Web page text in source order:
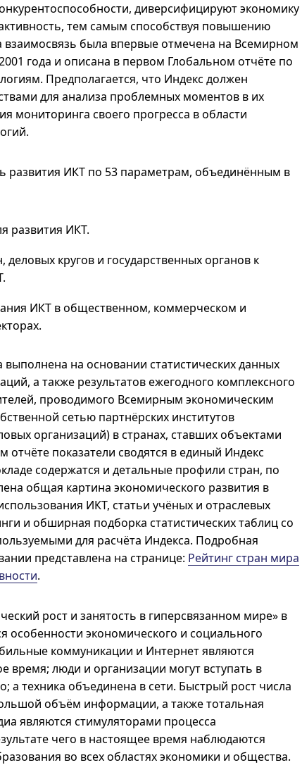
диверсифицируют экономику
тем самым способствуя повышению
взаимосвязь была впервые отмечена на Всемирном
года и описана в первом Глобальном отчёте по
Предполагается, что Индекс должен
для анализа проблемных моментов в их
мониторинга своего прогресса в области
развития ИКТ по 53 параметрам, объединённым в
развития ИКТ.
деловых кругов и государственных органов к
ИКТ в общественном, коммерческом и
выполнена на основании статистических данных
а также результатов ежегодного комплексного
проводимого Всемирным экономическим
сетью партнёрских институтов
организаций) в странах, ставших объектами
отчёте показатели сводятся в единый Индекс
содержатся и детальные профили стран, по
общая картина экономического развития в
ИКТ, статьи учёных и отраслевых
и обширная подборка статистических таблиц со
для расчёта Индекса. Подробная
представлена на странице: Рейтинг стран мира
.
рост и занятость в гиперсвязанном мире» в
особенности экономического и социального
коммуникации и Интернет являются
люди и организации могут вступать в
а техника объединена в сети. Быстрый рост числа
объём информации, а также тотальная
являются стимуляторами процесса
чего в настоящее время наблюдаются
во всех областях экономики и общества.